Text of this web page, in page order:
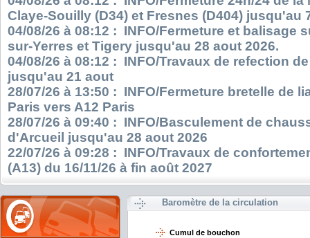
Claye-Souilly (D34) et Fresnes (D404) jusqu'au
04/08/26 à 08:12 : INFO/Fermeture et balisage
sur-Yerres et Tigery jusqu'au 28 aout 2026.
04/08/26 à 08:12 : INFO/Travaux de refection
jusqu'au 21 aout
28/07/26 à 13:50 : INFO/Fermeture bretelle de
Paris vers A12 Paris
28/07/26 à 09:40 : INFO/Basculement de
d'Arcueil jusqu'au 28 aout 2026
22/07/26 à 09:28 : INFO/Travaux de
(A13) du 16/11/26 à fin août 2027
Baromètre de la circulation
Cumul de bouchon